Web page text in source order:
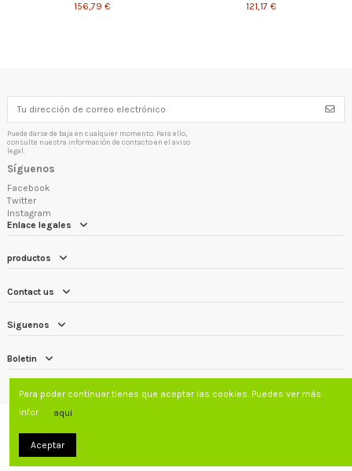
156,79 €
121,17 €
Puede darse de baja en cualquier momento. Para ello,
consulte nuestra información de contacto en el aviso
legal.
Síguenos
Facebook
Twitter
Instagram
Enlace legales
productos
Contact us
Siguenos
Boletin
Para poder continuar tienes que aceptar las cookies. Puedes ver más
infor
aqui
Aceptar